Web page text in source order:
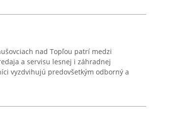
nad Topľou patrí medzi
a servisu lesnej i záhradnej
vyzdvihujú predovšetkým odborný a